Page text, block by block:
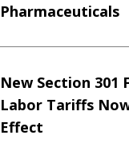
Pharmaceuticals
New Section 301
Labor Tariffs
Effect